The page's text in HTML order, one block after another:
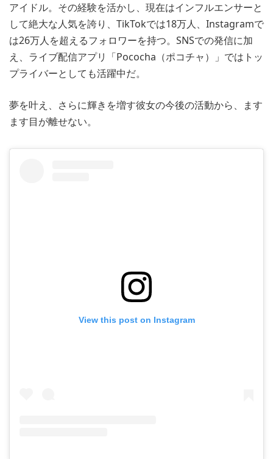
アイドル。その経験を活かし、現在はインフルエンサーと
して絶大な人気を誇り、TikTokでは18万人、Instagramで
は26万人を超えるフォロワーを持つ。SNSでの発信に加
え、ライブ配信アプリ「Pococha（ポコチャ）」ではトッ
プライバーとしても活躍中だ。
夢を叶え、さらに輝きを増す彼女の今後の活動から、ます
ます目が離せない。
View this post on Instagram